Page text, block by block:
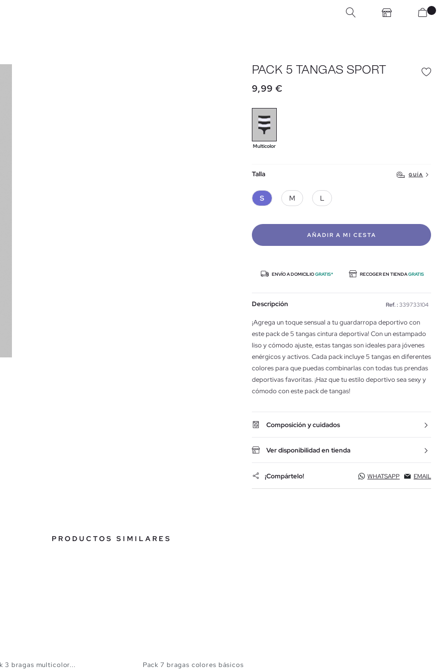
PACK 5 TANGAS SPORT
9,99 €
Multicolor
Talla GUÍA
S M L
AÑADIR A MI CESTA
ENVÍO A DOMICILIOGRATIS* RECOGER EN TIENDAGRATIS
Descripción Ref. : 339733104
¡Agrega un toque sensual a tu guardarropa deportivo con
este pack de 5 tangas cintura deportiva! Con un estampado
liso y cómodo ajuste, estas tangas son ideales para jóvenes
enérgicos y activos. Cada pack incluye 5 tangas en diferentes
colores para que puedas combinarlas con todas tus prendas
deportivas favoritas. ¡Haz que tu estilo deportivo sea sexy y
cómodo con este pack de tangas!
Composición y cuidados
Ver disponibilidad en tienda
¡Compártelo! WHATSAPP EMAIL
PRODUCTOS SIMILARES
3 bragas multicolor...
Pack 7 bragas colores básicos